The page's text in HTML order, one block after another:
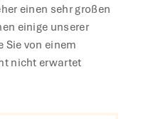
einen sehr großen
einige unserer
Sie von einem
nicht erwartet